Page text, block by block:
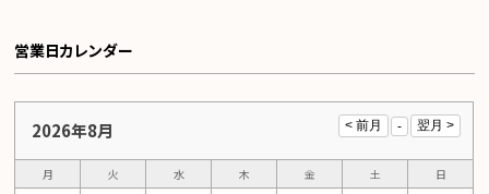
営業日カレンダー
2026年8月
月 火 水 木 金 土
日